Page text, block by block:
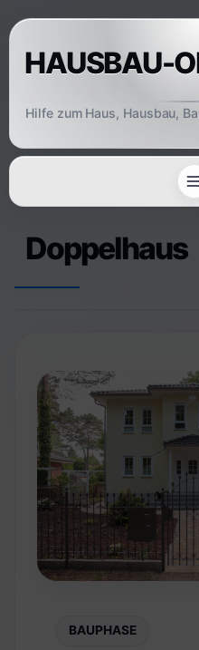
Skip
to
contentHAUSBAU-
Hilfe zum Haus, Hausbau,
Doppelhaus
BAUPHASE